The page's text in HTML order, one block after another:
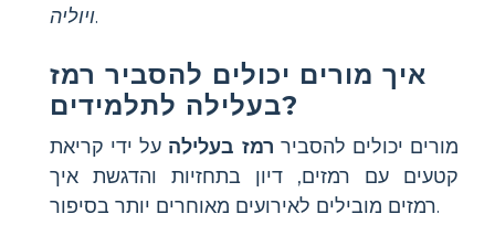
ויוליה.
איך מורים יכולים להסביר רמז
בעלילה לתלמידים?
מורים יכולים להסביר רמז בעלילה על ידי קריאת
קטעים עם רמזים, דיון בתחזיות והדגשת איך
רמזים מובילים לאירועים מאוחרים יותר בסיפור.